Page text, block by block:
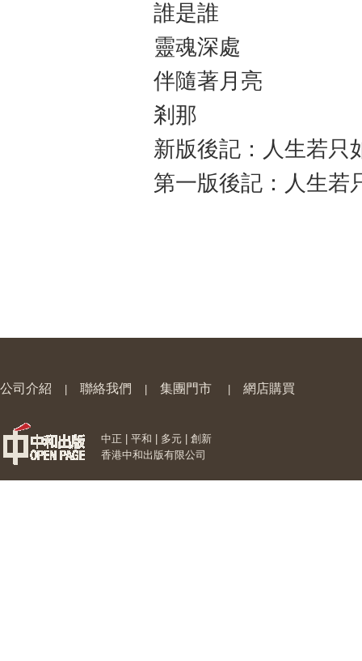
誰是誰
靈魂深處
伴隨著月亮
剎那
新版後記：人生若只
第一版後記：人生若
公司介紹 聯絡我們 集團門市 網店購買
中正 | 平和 | 多元 | 創新
香港中和出版有限公司